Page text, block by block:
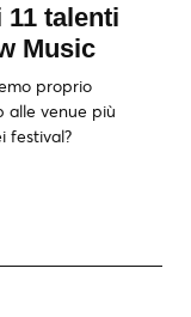
talenti
Music
proprio
alle venue più
festival?